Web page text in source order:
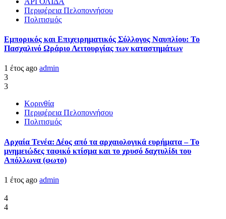
Περιφέρεια Πελοποννήσου
Πολιτισμός
Εμπορικός και Επιχειρηματικός Σύλλογος Ναυπλίου: Το
Πασχαλινό Ωράριο Λειτουργίας των καταστημάτων
1 έτος ago admin
3
3
Κορινθία
Περιφέρεια Πελοποννήσου
Πολιτισμός
Αρχαία Τενέα: Δέος από τα αρχαιολογικά ευρήματα – Το
μνημειώδες ταφικό κτίσμα και το χρυσό δαχτυλίδι του
Απόλλωνα (φωτο)
1 έτος ago admin
4
4